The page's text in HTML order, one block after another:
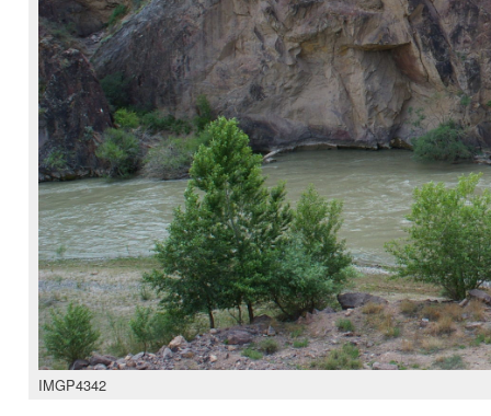
IMGP4342